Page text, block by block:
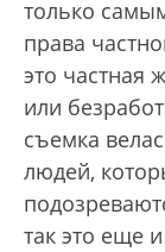
только
права
это частная
или
съемка
людей,
так это еще